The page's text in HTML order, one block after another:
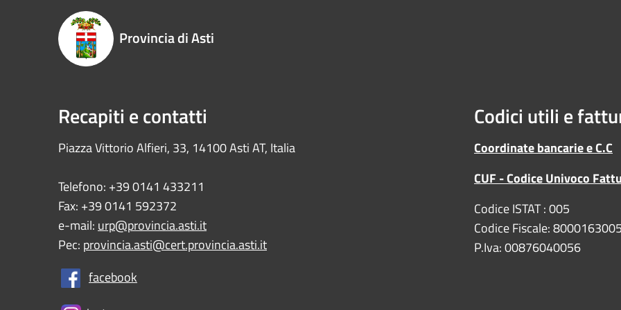
Provincia di Asti
Recapiti e contatti
Piazza Vittorio Alfieri, 33, 14100 Asti AT, Italia
Telefono: +39 0141 433211
Fax: +39 0141 592372
e-mail:urp@provincia.asti.it
Pec: provincia.asti@cert.provincia.asti.it
facebook
Codici utili e
Coordinate bancarie e C.C
CUF - Codice Univoco
Codice ISTAT : 005
Codice Fiscale:
P.Iva: 00876040056